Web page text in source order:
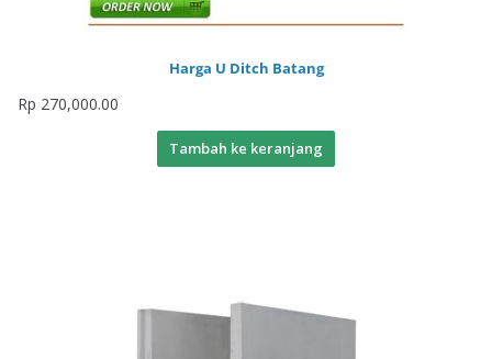
Harga U Ditch Batang
Rp 270,000.00
Tambah ke keranjang